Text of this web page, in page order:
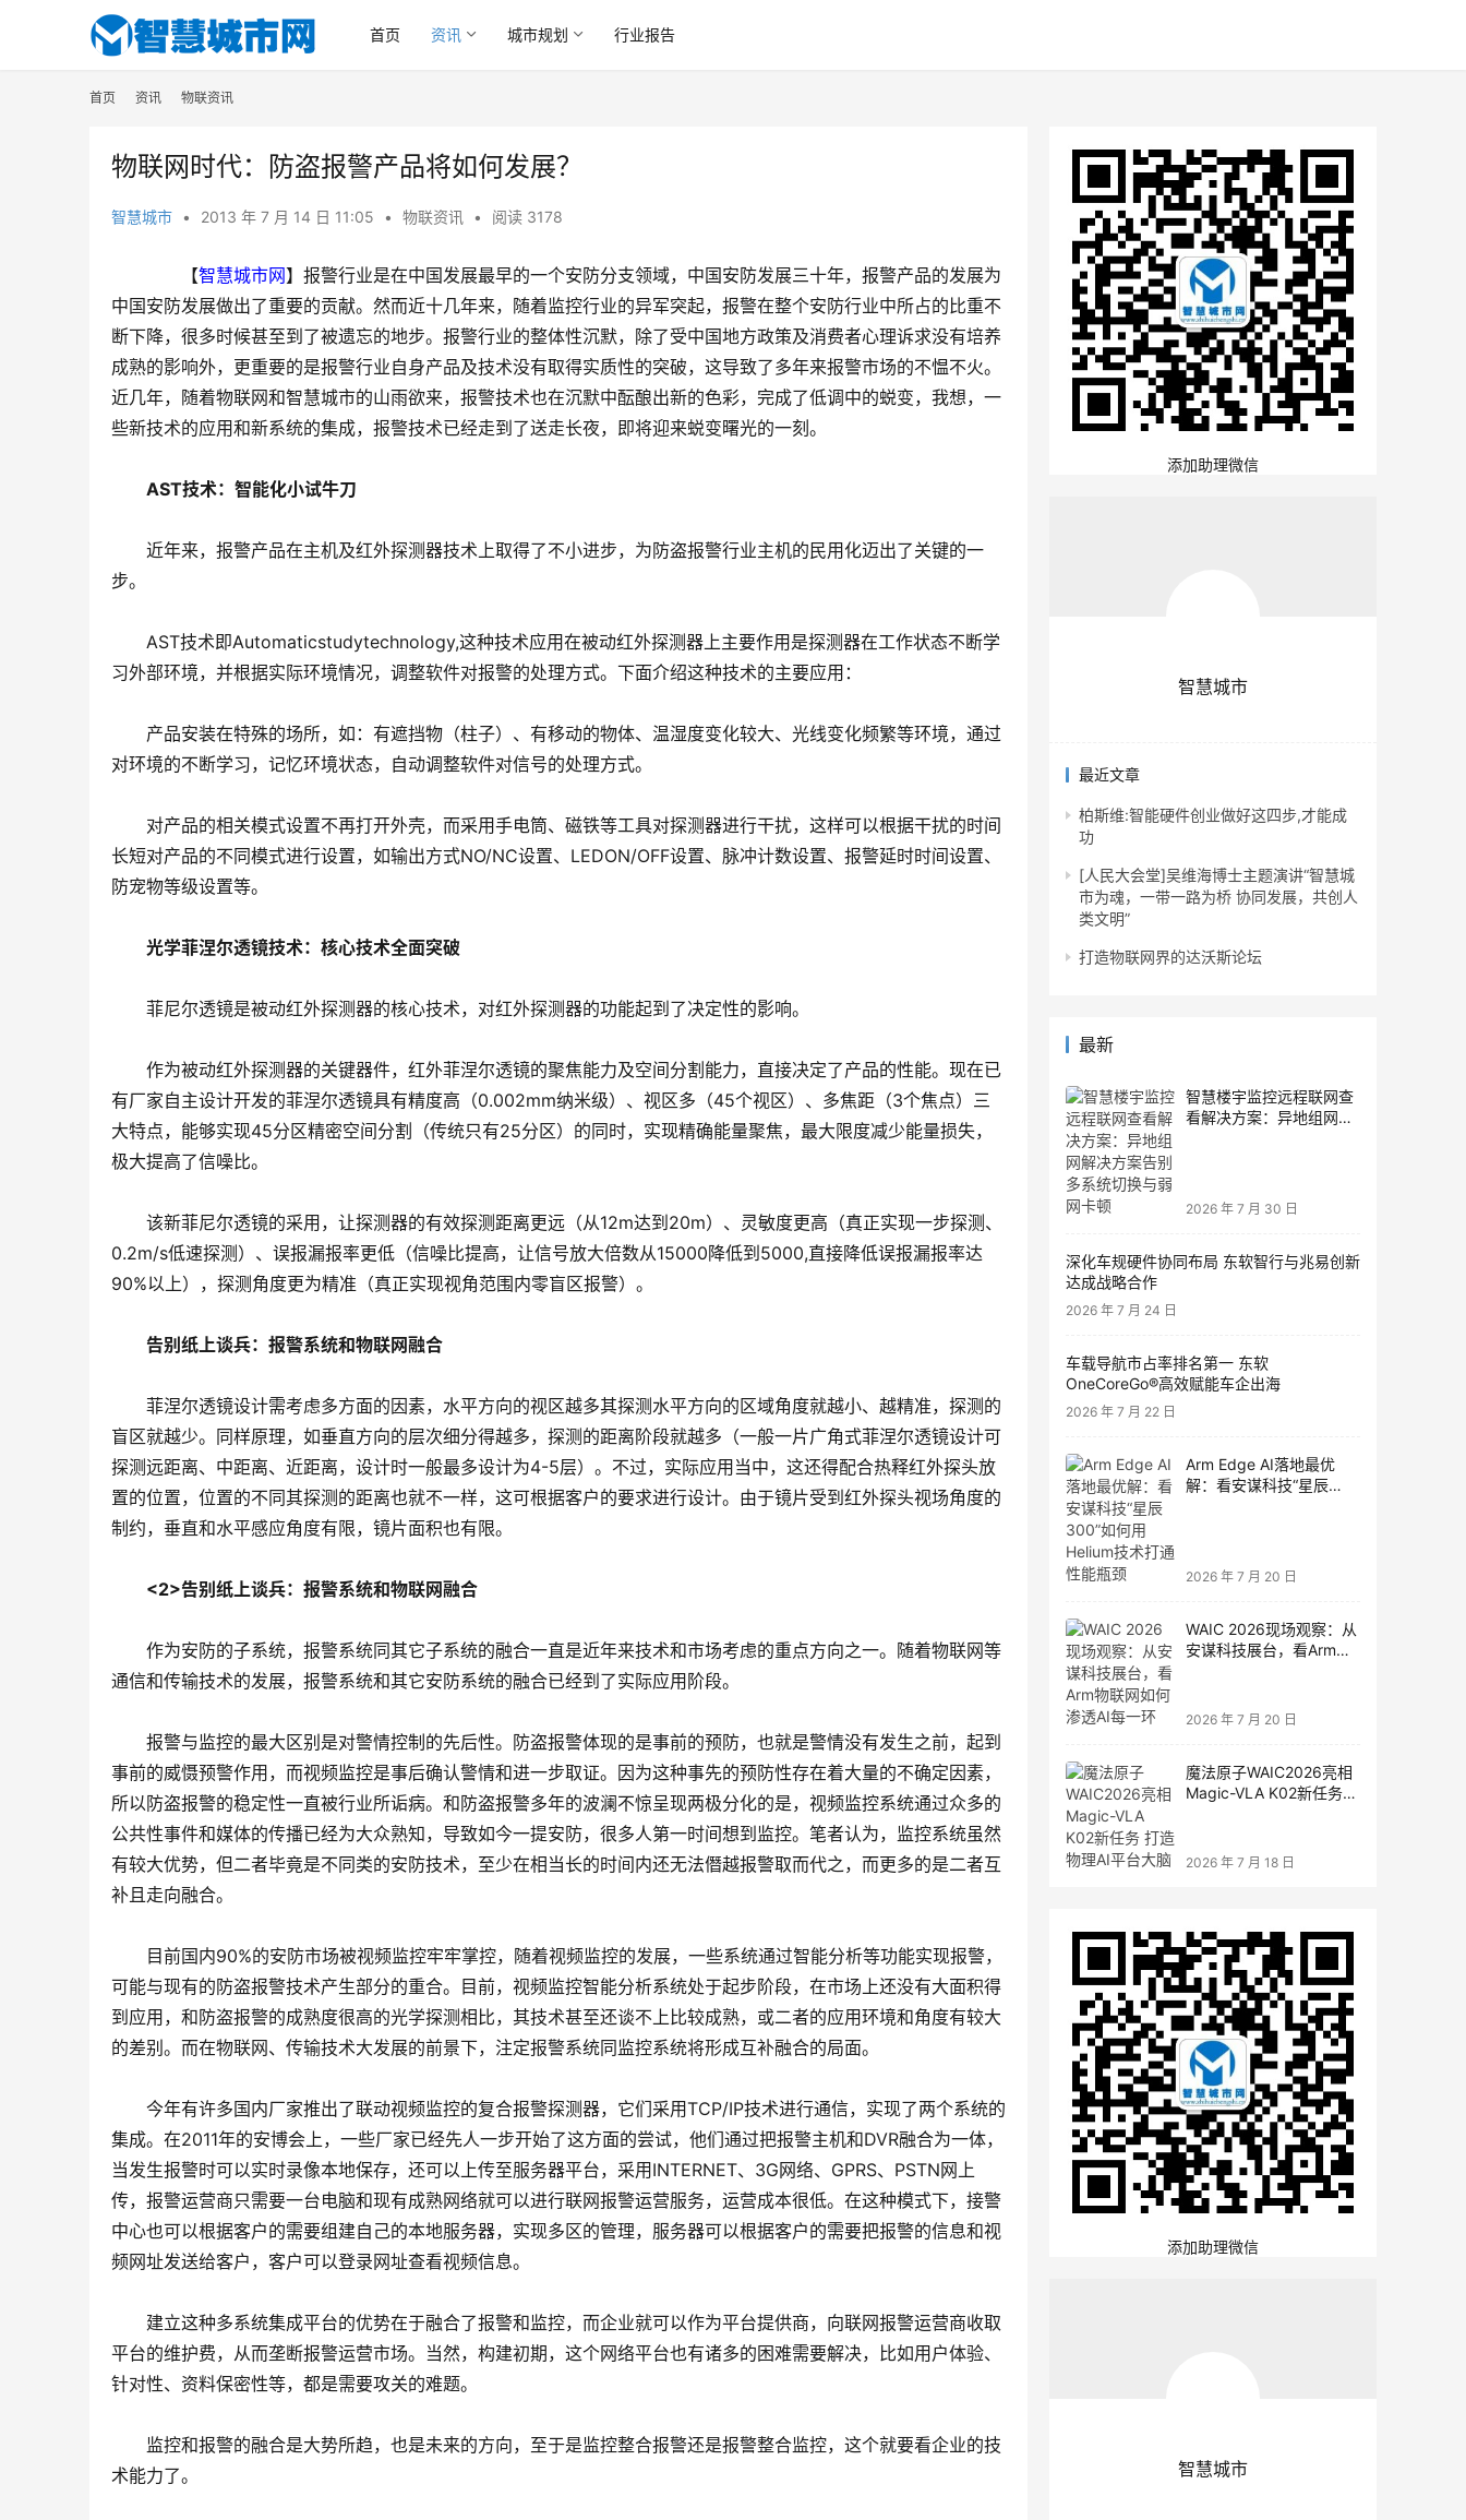
首页 资讯 城市规划 行业报告
首页 资讯 物联资讯
物联网时代：防盗报警产品将如何发展？
智慧城市 • 2013 年 7 月 14 日 11:05 • 物联资讯 • 阅读 3178
【智慧城市网】报警行业是在中国发展最早的一个安防分支领域，中国安防发展三十年，报警产品的发展为
中国安防发展做出了重要的贡献。然而近十几年来，随着监控行业的异军突起，报警在整个安防行业中所占的比重不
断下降，很多时候甚至到了被遗忘的地步。报警行业的整体性沉默，除了受中国地方政策及消费者心理诉求没有培养
成熟的影响外，更重要的是报警行业自身产品及技术没有取得实质性的突破，这导致了多年来报警市场的不愠不火。
近几年，随着物联网和智慧城市的山雨欲来，报警技术也在沉默中酝酿出新的色彩，完成了低调中的蜕变，我想，一
些新技术的应用和新系统的集成，报警技术已经走到了送走长夜，即将迎来蜕变曙光的一刻。
AST技术：智能化小试牛刀
近年来，报警产品在主机及红外探测器技术上取得了不小进步，为防盗报警行业主机的民用化迈出了关键的一
步。
AST技术即Automaticstudytechnology,这种技术应用在被动红外探测器上主要作用是探测器在工作状态不断学
习外部环境，并根据实际环境情况，调整软件对报警的处理方式。下面介绍这种技术的主要应用：
产品安装在特殊的场所，如：有遮挡物（柱子）、有移动的物体、温湿度变化较大、光线变化频繁等环境，通过
对环境的不断学习，记忆环境状态，自动调整软件对信号的处理方式。
对产品的相关模式设置不再打开外壳，而采用手电筒、磁铁等工具对探测器进行干扰，这样可以根据干扰的时间
长短对产品的不同模式进行设置，如输出方式NO/NC设置、LEDON/OFF设置、脉冲计数设置、报警延时时间设置、
防宠物等级设置等。
光学菲涅尔透镜技术：核心技术全面突破
菲尼尔透镜是被动红外探测器的核心技术，对红外探测器的功能起到了决定性的影响。
作为被动红外探测器的关键器件，红外菲涅尔透镜的聚焦能力及空间分割能力，直接决定了产品的性能。现在已
有厂家自主设计开发的菲涅尔透镜具有精度高（0.002mm纳米级）、视区多（45个视区）、多焦距（3个焦点）三
大特点，能够实现45分区精密空间分割（传统只有25分区）的同时，实现精确能量聚焦，最大限度减少能量损失，
极大提高了信噪比。
该新菲尼尔透镜的采用，让探测器的有效探测距离更远（从12m达到20m）、灵敏度更高（真正实现一步探测、
0.2m/s低速探测）、误报漏报率更低（信噪比提高，让信号放大倍数从15000降低到5000,直接降低误报漏报率达
90%以上），探测角度更为精准（真正实现视角范围内零盲区报警）。
告别纸上谈兵：报警系统和物联网融合
菲涅尔透镜设计需考虑多方面的因素，水平方向的视区越多其探测水平方向的区域角度就越小、越精准，探测的
盲区就越少。同样原理，如垂直方向的层次细分得越多，探测的距离阶段就越多（一般一片广角式菲涅尔透镜设计可
探测远距离、中距离、近距离，设计时一般最多设计为4-5层）。不过，实际应用当中，这还得配合热释红外探头放
置的位置，位置的不同其探测的距离也就不一样，这可根据客户的要求进行设计。由于镜片受到红外探头视场角度的
制约，垂直和水平感应角度有限，镜片面积也有限。
<2>告别纸上谈兵：报警系统和物联网融合
作为安防的子系统，报警系统同其它子系统的融合一直是近年来技术和市场考虑的重点方向之一。随着物联网等
通信和传输技术的发展，报警系统和其它安防系统的融合已经到了实际应用阶段。
报警与监控的最大区别是对警情控制的先后性。防盗报警体现的是事前的预防，也就是警情没有发生之前，起到
事前的威慑预警作用，而视频监控是事后确认警情和进一步取证。因为这种事先的预防性存在着大量的不确定因素，
所以防盗报警的稳定性一直被行业所诟病。和防盗报警多年的波澜不惊呈现两极分化的是，视频监控系统通过众多的
公共性事件和媒体的传播已经为大众熟知，导致如今一提安防，很多人第一时间想到监控。笔者认为，监控系统虽然
有较大优势，但二者毕竟是不同类的安防技术，至少在相当长的时间内还无法僭越报警取而代之，而更多的是二者互
补且走向融合。
目前国内90%的安防市场被视频监控牢牢掌控，随着视频监控的发展，一些系统通过智能分析等功能实现报警，
可能与现有的防盗报警技术产生部分的重合。目前，视频监控智能分析系统处于起步阶段，在市场上还没有大面积得
到应用，和防盗报警的成熟度很高的光学探测相比，其技术甚至还谈不上比较成熟，或二者的应用环境和角度有较大
的差别。而在物联网、传输技术大发展的前景下，注定报警系统同监控系统将形成互补融合的局面。
今年有许多国内厂家推出了联动视频监控的复合报警探测器，它们采用TCP/IP技术进行通信，实现了两个系统的
集成。在2011年的安博会上，一些厂家已经先人一步开始了这方面的尝试，他们通过把报警主机和DVR融合为一体，
当发生报警时可以实时录像本地保存，还可以上传至服务器平台，采用INTERNET、3G网络、GPRS、PSTN网上
传，报警运营商只需要一台电脑和现有成熟网络就可以进行联网报警运营服务，运营成本很低。在这种模式下，接警
中心也可以根据客户的需要组建自己的本地服务器，实现多区的管理，服务器可以根据客户的需要把报警的信息和视
频网址发送给客户，客户可以登录网址查看视频信息。
建立这种多系统集成平台的优势在于融合了报警和监控，而企业就可以作为平台提供商，向联网报警运营商收取
平台的维护费，从而垄断报警运营市场。当然，构建初期，这个网络平台也有诸多的困难需要解决，比如用户体验、
针对性、资料保密性等，都是需要攻关的难题。
监控和报警的融合是大势所趋，也是未来的方向，至于是监控整合报警还是报警整合监控，这个就要看企业的技
术能力了。
添加助理微信
智慧城市
最近文章
柏斯维:智能硬件创业做好这四步,才能成
功
[人民大会堂]吴维海博士主题演讲“智慧城
市为魂，一带一路为桥 协同发展，共创人
类文明”
打造物联网界的达沃斯论坛
最新
智慧楼宇监控远程联网查
看解决方案：异地组网解
2026 年 7 月 30 日
深化车规硬件协同布局 东软智行与兆易创新
达成战略合作
2026 年 7 月 24 日
车载导航市占率排名第一 东软
OneCoreGo®高效赋能车企出海
2026 年 7 月 22 日
Arm Edge AI落地最优
解：看安谋科技“星辰
2026 年 7 月 20 日
WAIC 2026现场观察：从
安谋科技展台，看Arm物
2026 年 7 月 20 日
魔法原子WAIC2026亮相
Magic-VLA K02新任务
2026 年 7 月 18 日
添加助理微信
智慧城市